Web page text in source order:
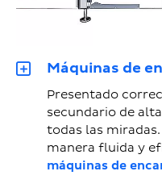
Máquinas de
Presentado
secundario de
todas las
manera fluida y
máquinas de